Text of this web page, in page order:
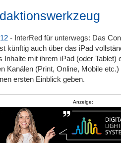
- InterRed für unterwegs: Das
künftig auch über das iPad
Inhalte mit ihrem iPad (oder Tablet)
Kanälen (Print, Online, Mobile
ersten Einblick geben.
Anzeige: